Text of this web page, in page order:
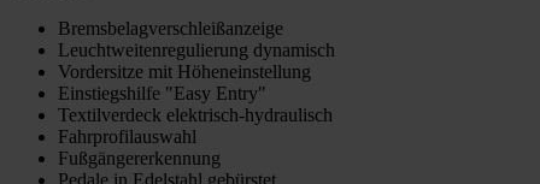
Bremsbelagverschleißanzeige
Leuchtweitenregulierung dynamisch
Vordersitze mit Höheneinstellung
Einstiegshilfe "Easy Entry"
Textilverdeck elektrisch-hydraulisch
Fahrprofilauswahl
Fußgängererkennung